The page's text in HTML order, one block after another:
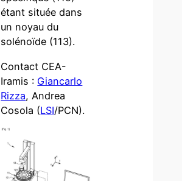
étant située dans
un noyau du
solénoïde (113).
Contact CEA-
Iramis : Giancarlo
Rizza, Andrea
Cosola (LSI/PCN).